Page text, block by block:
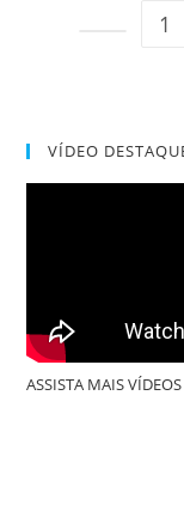
1
VÍDEO
ASSISTA MAIS